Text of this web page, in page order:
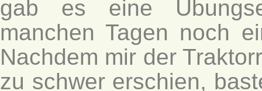
gab es eine
manchen Tagen noch
Nachdem mir der
zu schwer erschien,